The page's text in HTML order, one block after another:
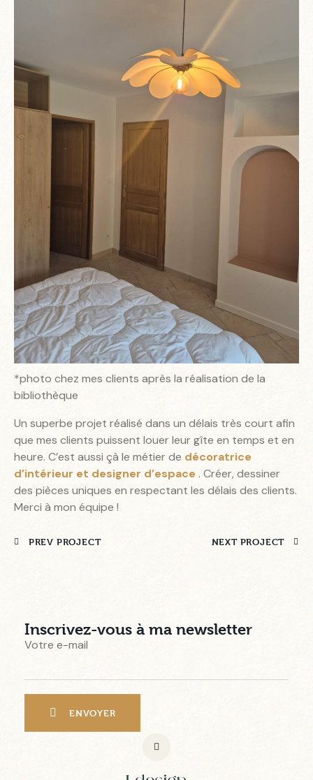
*photo chez mes clients après la réalisation de la
bibliothèque
Un superbe projet réalisé dans un délais très court afin
que mes clients puissent louer leur gîte en temps et en
heure. C’est aussi çà le métier de décoratrice
d’intérieur et designer d’espace . Créer, dessiner
des pièces uniques en respectant les délais des clients.
Merci à mon équipe !
PREV PROJECT NEXT PROJECT
Inscrivez-vous à ma newsletter
Votre e-mail